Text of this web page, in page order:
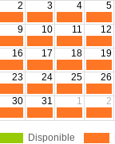
2 3 4 5
9 10 11 12
16 17 18 19
23 24 25 26
30 31 1 2
Disponible